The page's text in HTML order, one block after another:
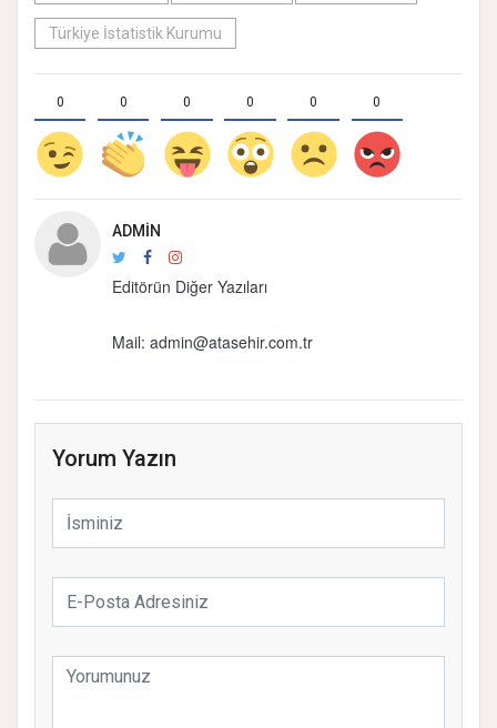
Türkiye İstatistik Kurumu
0 0 0 0 0 0
ADMIN
Editörün Diğer Yazıları
Mail: admin@atasehir.com.tr
Yorum Yazın